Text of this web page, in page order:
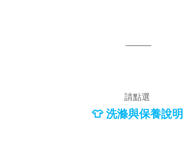
———
請點選
👕 洗滌與保養說明